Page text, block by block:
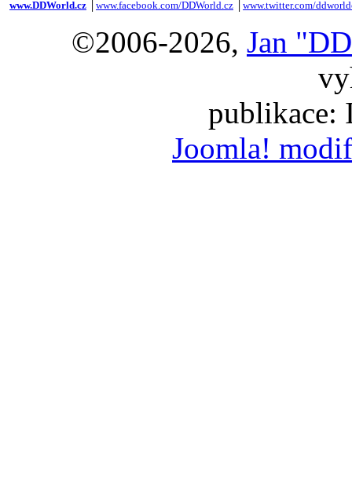
www.DDWorld.cz www.facebook.com/DDWorld.cz www.twitter.com/
©2006-2026, Jan
publikace:
Joomla!